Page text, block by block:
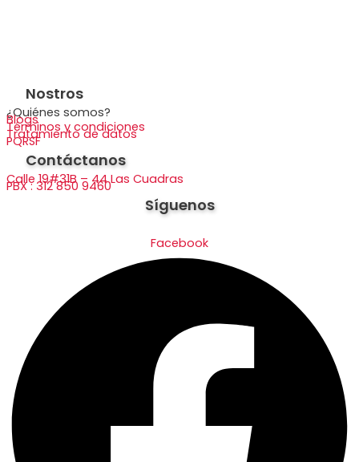
Nostros
¿Quiénes somos?
Blogs
Términos y condiciones
Tratamiento de datos
PQRSF
Contáctanos
Calle 19#31B – 44 Las Cuadras
PBX : 312 850 9460
Síguenos
Facebook